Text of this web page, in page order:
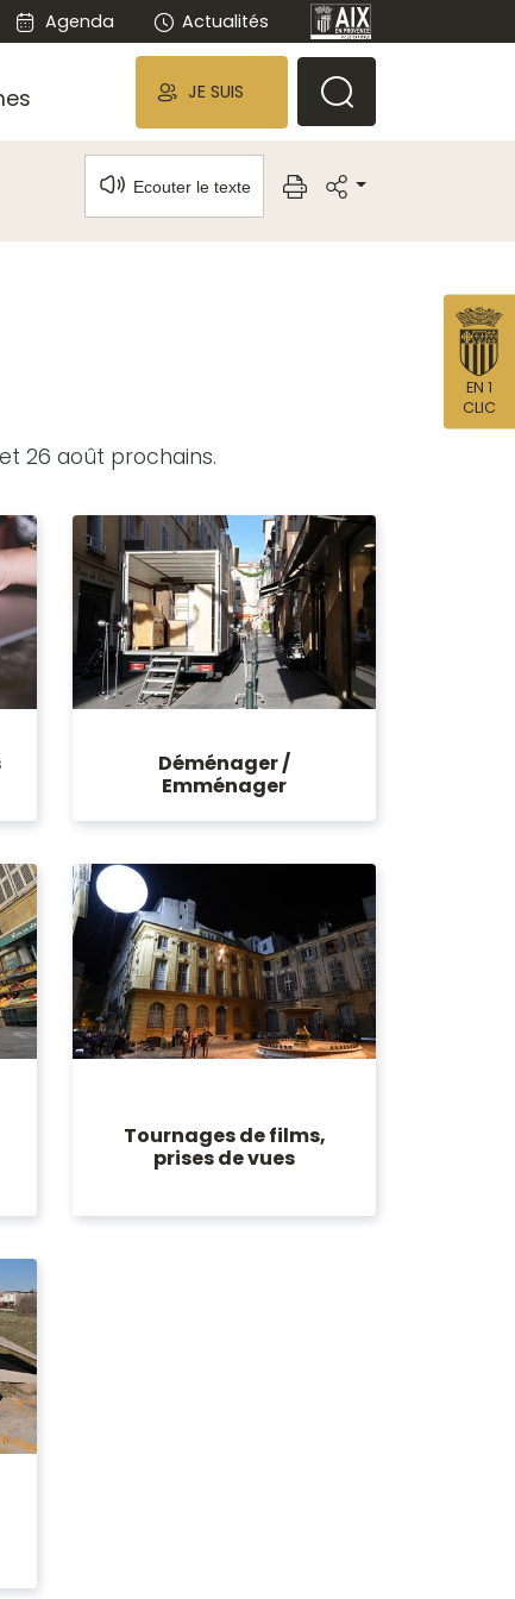
Agenda Actualités
JE SUIS
Ecouter le texte
26 août prochains.
Déménager /
Emménager
Tournages de films,
prises de vues
EN 1
CLIC